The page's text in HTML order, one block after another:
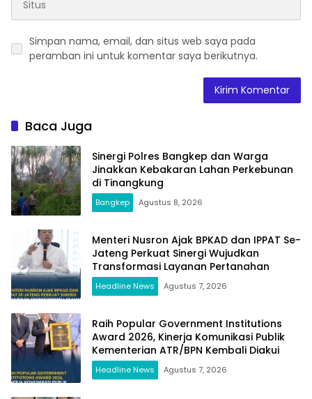
Simpan nama, email, dan situs web saya pada
peramban ini untuk komentar saya berikutnya.
Baca Juga
Sinergi Polres Bangkep dan Warga
Jinakkan Kebakaran Lahan Perkebunan
di Tinangkung
Bangkep Agustus 8, 2026
Menteri Nusron Ajak BPKAD dan IPPAT Se-
Jateng Perkuat Sinergi Wujudkan
Transformasi Layanan Pertanahan
Headline News Agustus 7, 2026
Raih Popular Government Institutions
Award 2026, Kinerja Komunikasi Publik
Kementerian ATR/BPN Kembali Diakui
Headline News Agustus 7, 2026